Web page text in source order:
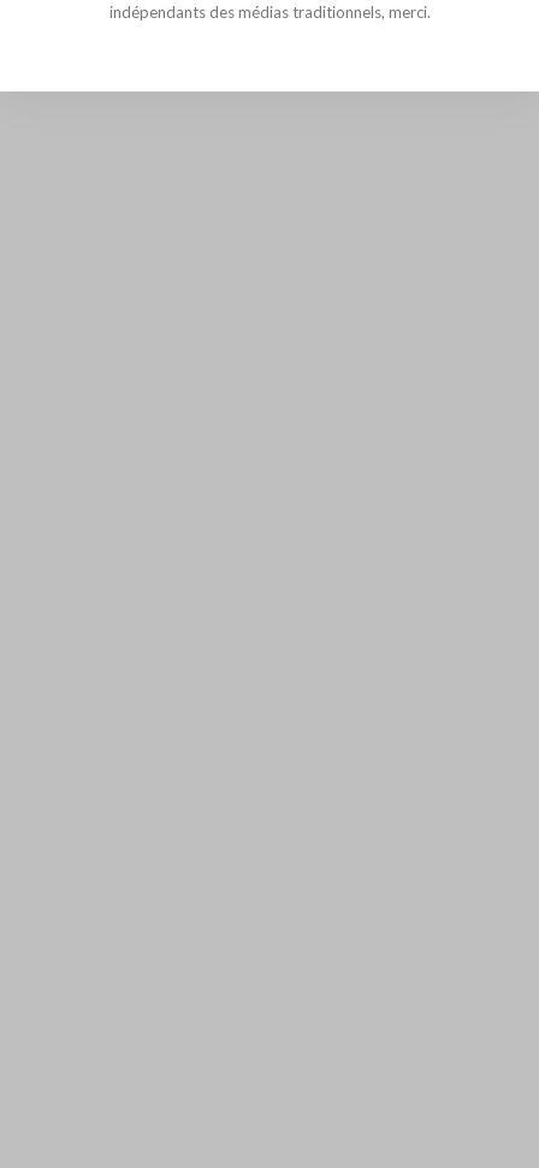
indépendants des médias traditionnels, merci.